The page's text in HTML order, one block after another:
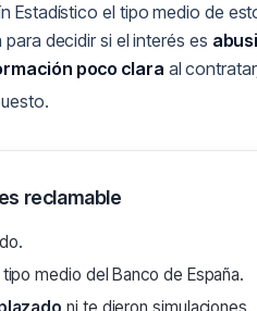
Estadístico el tipo medio de
decidir si el interés es
poco clara al
reclamable
medio del Banco de España.